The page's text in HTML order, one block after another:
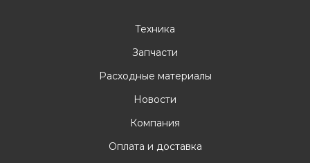
Техника
Запчасти
Расходные материалы
Новости
Компания
Оплата и доставка